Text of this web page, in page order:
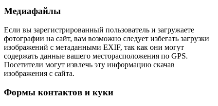
Медиафайлы
Если вы зарегистрированный пользователь и загружаете
фотографии на сайт, вам возможно следует избегать загрузки
изображений с метаданными EXIF, так как они могут
содержать данные вашего месторасположения по GPS.
Посетители могут извлечь эту информацию скачав
изображения с сайта.
Формы контактов и куки